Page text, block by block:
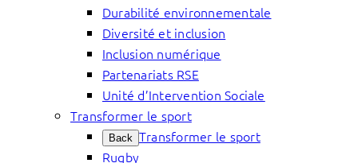
Durabilité environnementale
Diversité et inclusion
Inclusion numérique
Partenariats RSE
Unité d’Intervention Sociale
Transformer le sport
Back Transformer le sport
Rugby